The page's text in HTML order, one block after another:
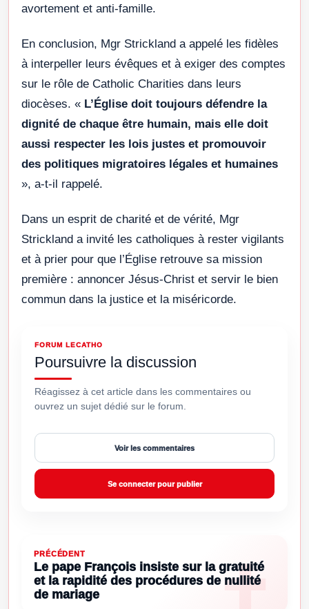
avortement et anti-famille.
En conclusion, Mgr Strickland a appelé les fidèles
à interpeller leurs évêques et à exiger des comptes
sur le rôle de Catholic Charities dans leurs
diocèses. « L’Église doit toujours défendre la
dignité de chaque être humain, mais elle doit
aussi respecter les lois justes et promouvoir
des politiques migratoires légales et humaines
», a-t-il rappelé.
Dans un esprit de charité et de vérité, Mgr
Strickland a invité les catholiques à rester vigilants
et à prier pour que l’Église retrouve sa mission
première : annoncer Jésus-Christ et servir le bien
commun dans la justice et la miséricorde.
FORUM LECATHO
Poursuivre la discussion
Réagissez à cet article dans les commentaires ou
ouvrez un sujet dédié sur le forum.
Voir les commentaires
Se connecter pour publier
PRÉCÉDENT
Le pape François insiste sur la gratuité
et la rapidité des procédures de nullité
de mariage